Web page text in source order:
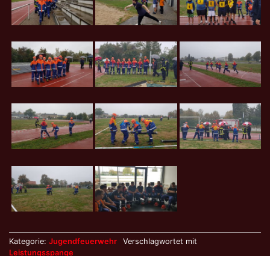
Kategorie: Jugendfeuerwehr
Verschlagwortet mit
Leistungsspange